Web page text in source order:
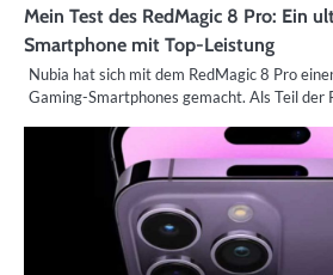
Mein Test des RedMagic 8 Pro: Ein
Smartphone mit Top-Leistung
Nubia hat sich mit dem RedMagic 8 Pro
Gaming-Smartphones gemacht. Als Teil